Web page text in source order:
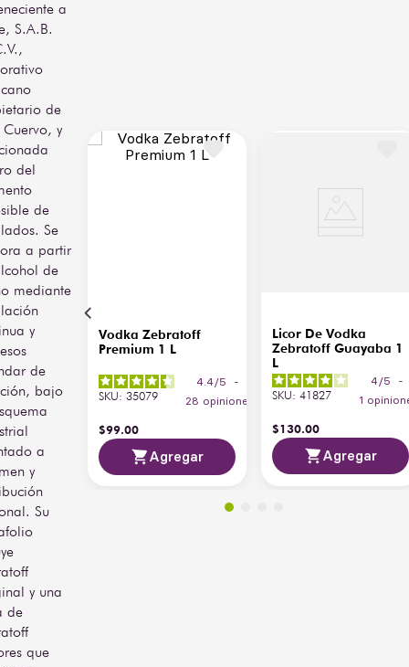
a
S.A.B.
de
Cuervo, y
del
de
Se
a partir
de
mediante
y
de
bajo
a
y
Su
y una
de
que
Vodka Zebratoff
Premium 1 L
4.4/5
-
28 opiniones
SKU: 35079
$99.00
Agregar
Licor De Vodka
Zebratoff Guayaba 1
L
4 /5
-
1
SKU: 41827
$130.00
Agregar